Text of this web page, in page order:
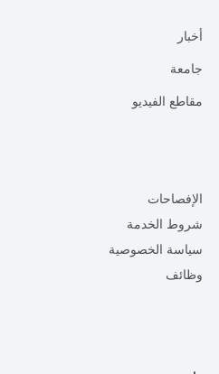
أخبار
جامعة
مقاطع الفيديو
الإفصاحات
شروط الخدمة
سياسة الخصوصية
وظائف